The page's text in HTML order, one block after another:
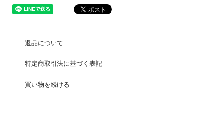
返品について
特定商取引法に基づく表記
買い物を続ける